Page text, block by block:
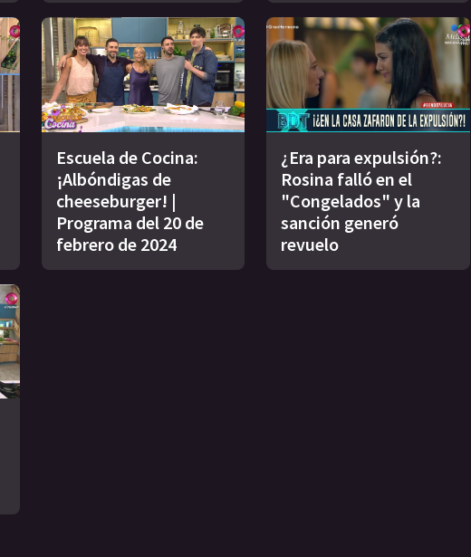
Escuela de Cocina:
¡Albóndigas de
cheeseburger! |
Programa del 20 de
febrero de 2024
¿Era para expulsión?:
Rosina falló en el
"Congelados" y la
sanción generó
revuelo